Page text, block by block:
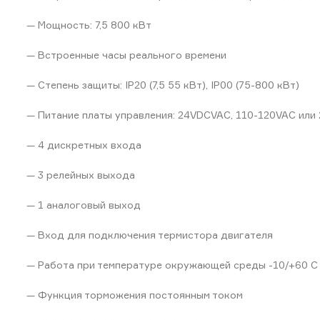
— Мощность: 7,5 800 кВт
— Встроенные часы реального времени
— Степень защиты: IP20 (7,5 55 кВт), IP00 (75-800 кВт)
— Питание платы управления: 24VDCVAC, 110-120VAC или
— 4 дискретных входа
— 3 релейных выхода
— 1 аналоговый выход
— Вход для подключения термистора двигателя
— Работа при температуре окружающей среды -10/+60 C
— Функция торможения постоянным током